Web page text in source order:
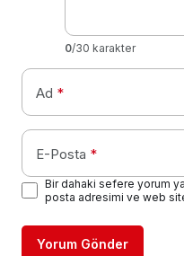
0/30 karakter
Ad *
E-Posta *
Bir dahaki sefere yorum
posta adresimi ve web
Yorum Gönder